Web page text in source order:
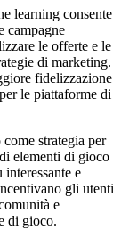
learning consente
campagne
le offerte e le
di marketing.
fidelizzazione
le piattaforme di
strategia per
elementi di gioco
e
gli utenti
e
di gioco.